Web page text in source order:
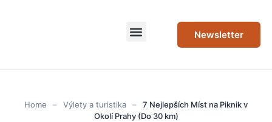
Newsletter
Home – Výlety a turistika –
7 Nejlepších Míst na Piknik v
Okolí Prahy (Do 30 km)